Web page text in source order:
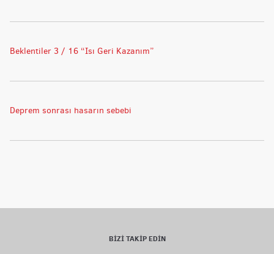
Beklentiler 3 / 16 “Isı Geri Kazanım”
Deprem sonrası hasarın sebebi
BİZİ TAKİP EDİN